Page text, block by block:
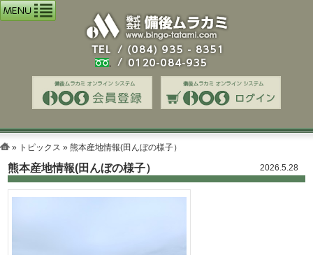
» トピックス » 熊本産地情報(田んぼの様子）
熊本産地情報(田んぼの様子） 2026.5.28